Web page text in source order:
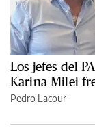
Los jefes del
Karina Milei
Pedro Lacour